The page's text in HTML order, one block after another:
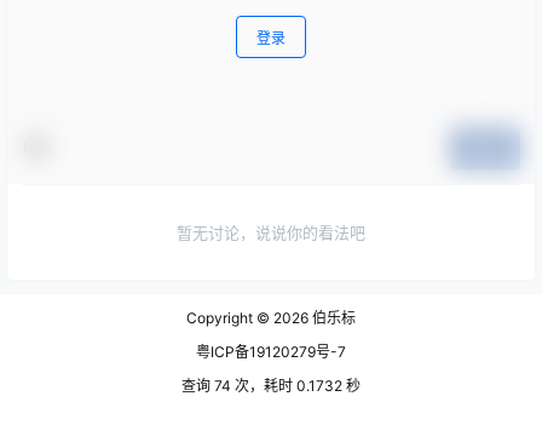
登录
暂无讨论，说说你的看法吧
Copyright © 2026 伯乐标
粤ICP备19120279号-7
查询 74 次，耗时 0.1732 秒